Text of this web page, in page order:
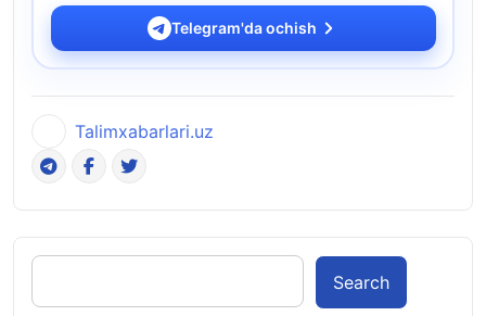
Telegram'da ochish
Talimxabarlari.uz
Search